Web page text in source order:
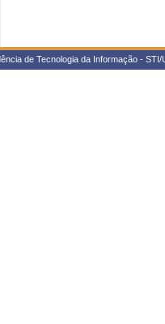
de Tecnologia da Informação -